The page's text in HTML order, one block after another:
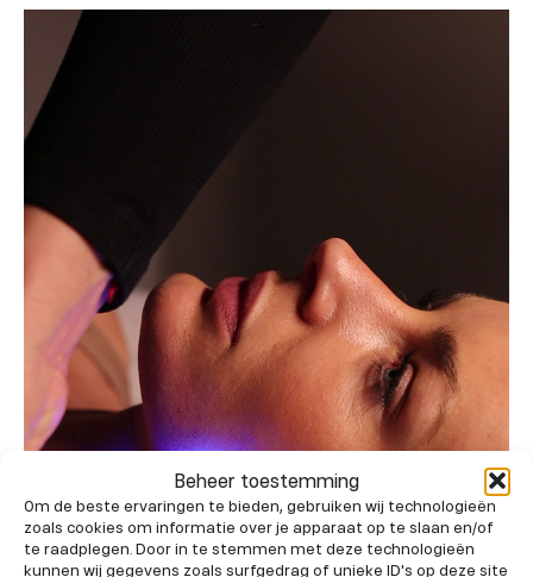
Beheer toestemming
Om de beste ervaringen te bieden, gebruiken wij technologieën
zoals cookies om informatie over je apparaat op te slaan en/of
te raadplegen. Door in te stemmen met deze technologieën
kunnen wij gegevens zoals surfgedrag of unieke ID's op deze site